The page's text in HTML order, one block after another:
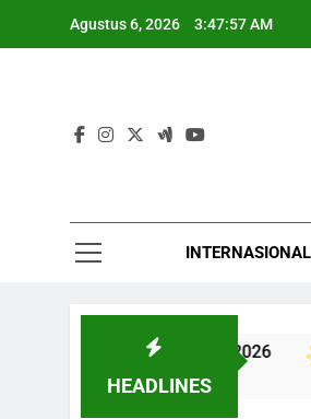
Agustus 6, 2026 3:47:58 AM
INTERNASIONAL
HEADLINES
PRO-4X di GIIAS 2026
4